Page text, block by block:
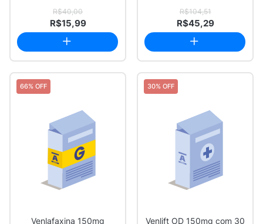
R$40,00
R$15,99
R$104,51
R$45,29
66% OFF
Venlafaxina 150mg
30% OFF
Venlift OD 150mg com 30